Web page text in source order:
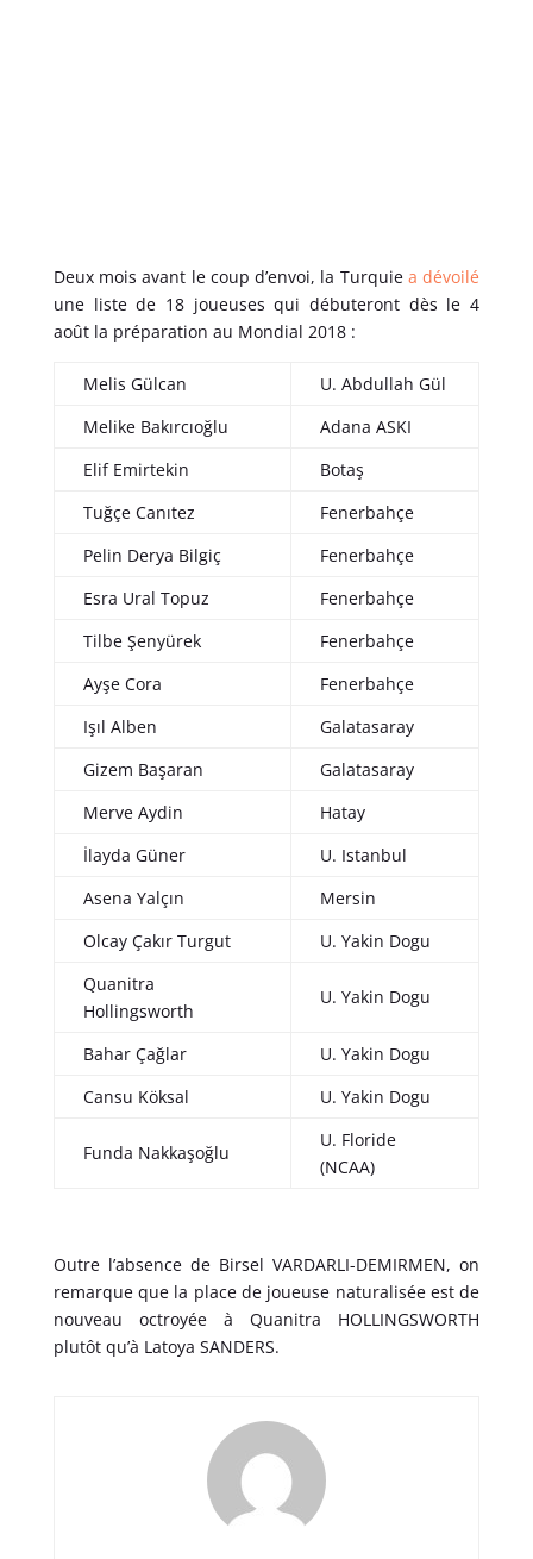
Deux mois avant le coup d’envoi, la Turquie a dévoilé
une liste de 18 joueuses qui débuteront dès le 4
août la préparation au Mondial 2018 :
Melis Gülcan
U. Abdullah Gül
Melike Bakırcıoğlu
Adana ASKI
Elif Emirtekin
Botaş
Tuğçe Canıtez
Fenerbahçe
Pelin Derya Bilgiç
Fenerbahçe
Esra Ural Topuz
Fenerbahçe
Tilbe Şenyürek
Fenerbahçe
Ayşe Cora
Fenerbahçe
Işıl Alben
Galatasaray
Gizem Başaran
Galatasaray
Merve Aydin
Hatay
İlayda Güner
U. Istanbul
Asena Yalçın
Mersin
Olcay Çakır Turgut
U. Yakin Dogu
Quanitra
Hollingsworth
U. Yakin Dogu
Bahar Çağlar
U. Yakin Dogu
Cansu Köksal
U. Yakin Dogu
Funda Nakkaşoğlu
U. Floride
(NCAA)
Outre l’absence de Birsel VARDARLI-DEMIRMEN, on
remarque que la place de joueuse naturalisée est de
nouveau octroyée à Quanitra HOLLINGSWORTH
plutôt qu’à Latoya SANDERS.